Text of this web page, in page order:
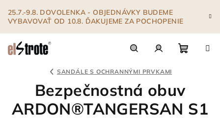
obsah
25.7.-9.8. DOVOLENKA - OBJEDNÁVKY BUDEME
VYBAVOVAŤ OD 10.8. ĎAKUJEME ZA POCHOPENIE
košík
SANDÁLE S OCHRANNÝMI PRVKAMI
Bezpečnostná obuv
ARDON®TANGERSAN S1